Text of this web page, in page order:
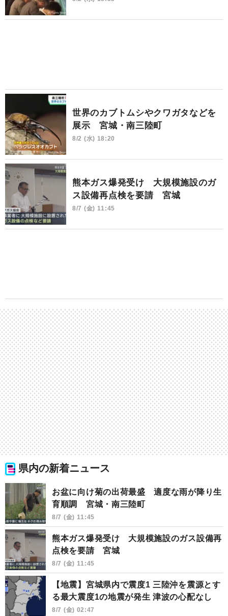
世界のカブトムシやクワガタなどを
展示 宮城・南三陸町
8/2 (水) 18:20
熊本ガス爆発受け 大規模施設のガ
ス設備再点検を要請 宮城
8/7 (金) 11:45
県内の新着ニュース
お盆に向け菊の出荷最盛 適度な雨が降り生
育順調 宮城・南三陸町
8/7 (金) 11:45
熊本ガス爆発受け 大規模施設のガス設備再
点検を要請 宮城
8/7 (金) 11:45
【地震】宮城県内で震度1 三陸沖を震源とす
る最大震度1の地震が発生 津波の心配なし
8/7 (金) 02:47